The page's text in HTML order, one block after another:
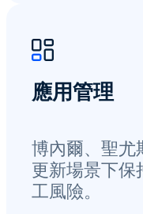
應用管理
博內爾、聖尤
更新場景下保
工風險。